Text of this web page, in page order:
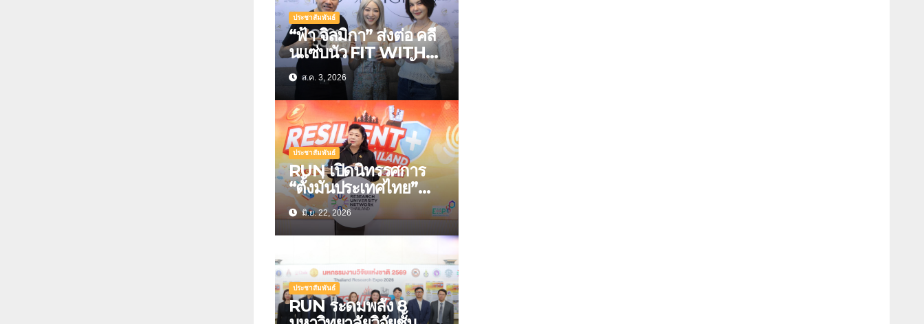
ประชาสัมพันธ์
“ฟ้า จิลมิกา” ส่งต่อ คลี
นแซ่บนัว FIT WITH
FAH ชวน ธัญญ่า ลิ้ม
รสชาติอาหารคลีนสุด
พรีเมียม
ส.ค. 3, 2026
ประชาสัมพันธ์
RUN เปิดนิทรรศการ
“ตั้งมั่นประเทศไทย”
ชวนเรียนรู้ 23
นวัตกรรมรับมือภัยพิบัติ
แห่งอนาคต เปลี่ยนงาน
ความปลอดภัยให้
ประชาชน
มิ.ย. 22, 2026
ประชาสัมพันธ์
RUN ระดมพลัง 8